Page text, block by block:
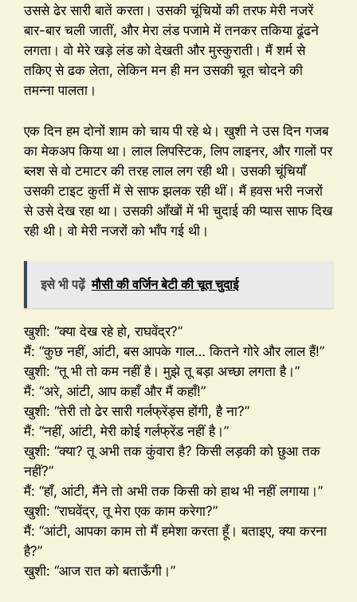
उससे ढेर सारी बातें करता। उसकी चूंचियों की तरफ मेरी नजरें
बार-बार चली जातीं, और मेरा लंड पजामे में तनकर तकिया ढूंढने
लगता। वो मेरे खड़े लंड को देखती और मुस्कुराती। मैं शर्म से
तकिए से ढक लेता, लेकिन मन ही मन उसकी चूत चोदने की
तमन्ना पालता।
एक दिन हम दोनों शाम को चाय पी रहे थे। खुशी ने उस दिन गजब
का मेकअप किया था। लाल लिपस्टिक, लिप लाइनर, और गालों पर
ब्लश से वो टमाटर की तरह लाल लग रही थी। उसकी चूंचियाँ
उसकी टाइट कुर्ती में से साफ झलक रही थीं। मैं हवस भरी नजरों
से उसे देख रहा था। उसकी आँखों में भी चुदाई की प्यास साफ दिख
रही थी। वो मेरी नजरों को भाँप गई थी।
इसे भी पढ़ें मौसी की वर्जिन बेटी की चूत चुदाई
खुशी: “क्या देख रहे हो, राघवेंद्र?”
मैं: “कुछ नहीं, आंटी, बस आपके गाल… कितने गोरे और लाल हैं!”
खुशी: “तू भी तो कम नहीं है। मुझे तू बड़ा अच्छा लगता है।”
मैं: “अरे, आंटी, आप कहाँ और मैं कहाँ!”
खुशी: “तेरी तो ढेर सारी गर्लफ्रेंड्स होंगी, है ना?”
मैं: “नहीं, आंटी, मेरी कोई गर्लफ्रेंड नहीं है।”
खुशी: “क्या? तू अभी तक कुंवारा है? किसी लड़की को छुआ तक
नहीं?”
मैं: “हाँ, आंटी, मैंने तो अभी तक किसी को हाथ भी नहीं लगाया।”
खुशी: “राघवेंद्र, तू मेरा एक काम करेगा?”
मैं: “आंटी, आपका काम तो मैं हमेशा करता हूँ। बताइए, क्या करना
है?”
खुशी: “आज रात को बताऊँगी।”